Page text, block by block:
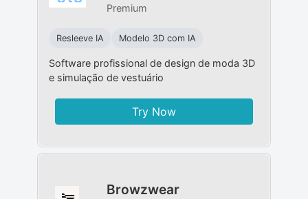
Premium
Resleeve IA Modelo 3D com IA
Software profissional de design de moda 3D
e simulação de vestuário
Try Now
Browzwear